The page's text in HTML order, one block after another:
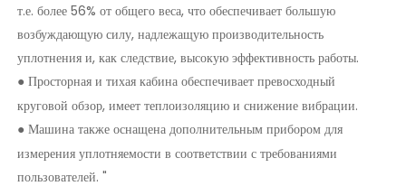
т.е. более 56% от общего веса, что обеспечивает большую
возбуждающую силу, надлежащую производительность
уплотнения и, как следствие, высокую эффективность работы.
● Просторная и тихая кабина обеспечивает превосходный
круговой обзор, имеет теплоизоляцию и снижение вибрации.
● Машина также оснащена дополнительным прибором для
измерения уплотняемости в соответствии с требованиями
пользователей. "